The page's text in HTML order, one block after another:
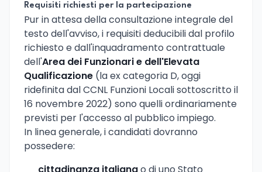
Requisiti richiesti per la partecipazione
Pur in attesa della consultazione integrale del
testo dell'avviso, i requisiti deducibili dal profilo
richiesto e dall'inquadramento contrattuale
dell'Area dei Funzionari e dell'Elevata
Qualificazione (la ex categoria D, oggi
ridefinita dal CCNL Funzioni Locali sottoscritto il
16 novembre 2022) sono quelli ordinariamente
previsti per l'accesso al pubblico impiego.
In linea generale, i candidati dovranno
possedere: